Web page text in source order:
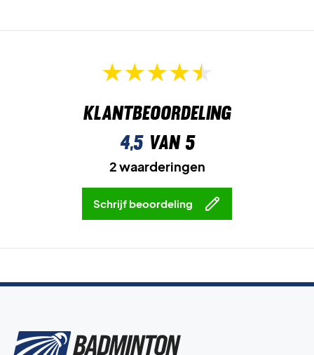
Klantbeoordeling
4,5van 5
2 waarderingen
Schrijf beoordeling